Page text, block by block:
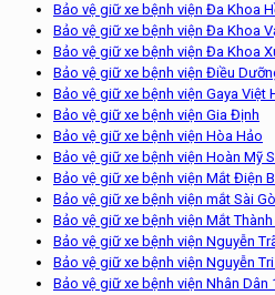
Bảo vệ giữ xe bệnh viện Đa Khoa
Bảo vệ giữ xe bệnh viện Đa Khoa
Bảo vệ giữ xe bệnh viện Đa Khoa
Bảo vệ giữ xe bệnh viện Điều
Bảo vệ giữ xe bệnh viện Gaya Việt
Bảo vệ giữ xe bệnh viện Gia Định
Bảo vệ giữ xe bệnh viện Hòa Hảo
Bảo vệ giữ xe bệnh viện Hoàn Mỹ
Bảo vệ giữ xe bệnh viện Mắt Điện
Bảo vệ giữ xe bệnh viện mắt Sài
Bảo vệ giữ xe bệnh viện Mắt
Bảo vệ giữ xe bệnh viện Nguyễn
Bảo vệ giữ xe bệnh viện Nguyễn
Bảo vệ giữ xe bệnh viện Nhân Dân